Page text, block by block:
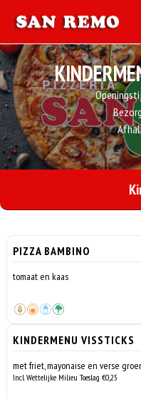
PIZZA BAMBINO
tomaat en kaas
KINDERMENU VISSTICKS
met friet, mayonaise en verse
Incl. Wettelijke Milieu Toeslag €0,25